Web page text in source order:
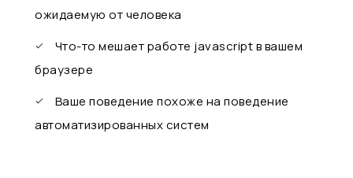
ожидаемую от человека
Что-то мешает работе javascript в вашем
браузере
Ваше поведение похоже на поведение
автоматизированных систем